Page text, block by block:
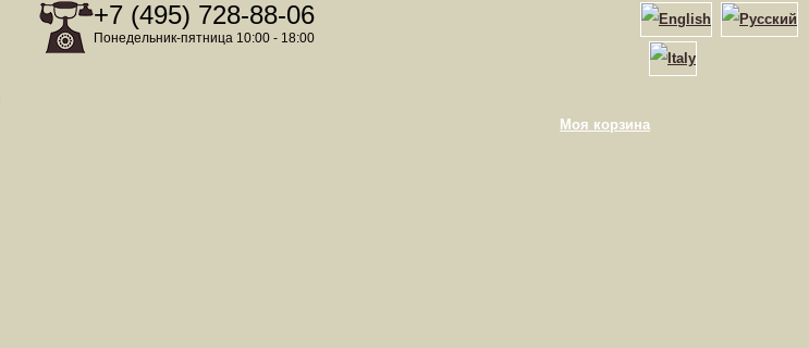
+7 (495) 728-88-06
Понедельник-пятница 10:00 - 18:00
Моя корзина